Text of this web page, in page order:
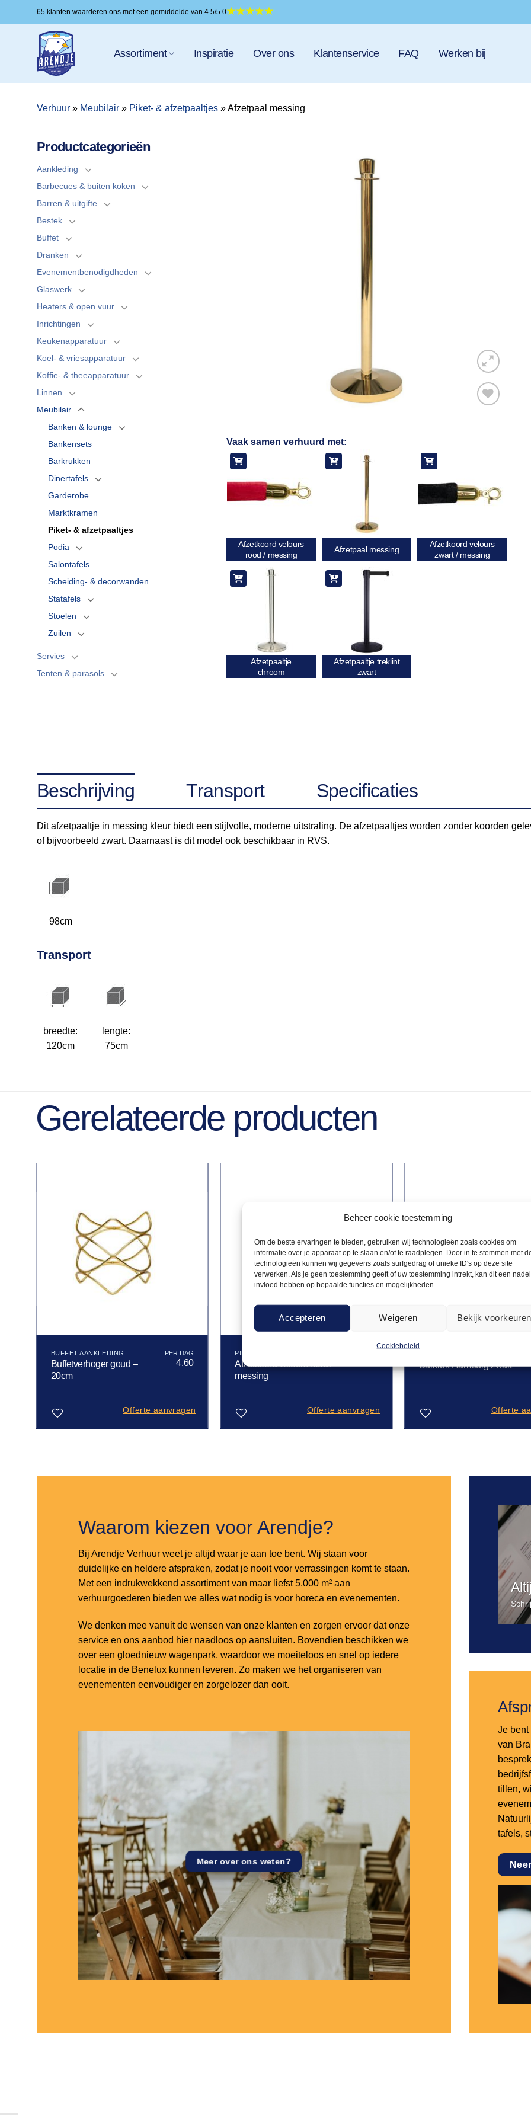
Beheer cookie toestemming
Om de beste ervaringen te bieden, gebruiken wij technologieën zoals cookies om
informatie over je apparaat op te slaan en/of te raadplegen. Door in te stemmen met
technologieën kunnen wij gegevens zoals surfgedrag of unieke ID's op deze site
verwerken. Als je geen toestemming geeft of uw toestemming intrekt, kan dit een
invloed hebben op bepaalde functies en mogelijkheden.
Accepteren Weigeren Bekijk voorkeuren
Cookiebeleid
naar
65 klanten waarderen ons met een gemiddelde van 4.5/5.0
Assortiment Inspiratie Over ons Klantenservice FAQ Werken bij
Verhuur » Meubilair » Piket- & afzetpaaltjes »Afzetpaal messing
Productcategorieën
Aankleding
Barbecues & buiten koken
Barren & uitgifte
Bestek
Buffet
Dranken
Evenementbenodigdheden
Glaswerk
Heaters & open vuur
Inrichtingen
Keukenapparatuur
Koel- & vriesapparatuur
Koffie- & theeapparatuur
Linnen
Meubilair
Banken & lounge
Bankensets
Barkrukken
Dinertafels
Garderobe
Marktkramen
Piket- & afzetpaaltjes
Podia
Salontafels
Scheiding- & decorwanden
Statafels
Stoelen
Zuilen
Servies
Tenten & parasols
Vaak samen verhuurd met:
Afzetkoord velours
rood / messing
Afzetpaal messing
Afzetkoord velours
zwart / messing
Afzetpaaltje
chroom
Afzetpaaltje treklint
zwart
Beschrijving Transport Specificaties
Dit afzetpaaltje in messing kleur biedt een stijlvolle, moderne uitstraling. De afzetpaaltjes worden zonder koorden
of bijvoorbeeld zwart. Daarnaast is dit model ook beschikbaar in RVS.
98cm
Transport
breedte:
120cm
lengte:
75cm
Gerelateerde producten
BUFFET AANKLEDING
Buffetverhoger goud –
20cm
4,60
Offerte aanvragen
PIKET- & AFZETPAALTJES
Afzetkoord velours rood /
messing
Offerte aanvragen
Barkruk Hamburg zwart
Offerte
Waarom kiezen voor Arendje?
Bij Arendje Verhuur weet je altijd waar je aan toe bent. Wij staan voor
duidelijke en heldere afspraken, zodat je nooit voor verrassingen komt te staan.
Met een indrukwekkend assortiment van maar liefst 5.000 m² aan
verhuurgoederen bieden we alles wat nodig is voor horeca en evenementen.
We denken mee vanuit de wensen van onze klanten en zorgen ervoor dat onze
service en ons aanbod hier naadloos op aansluiten. Bovendien beschikken we
over een gloednieuw wagenpark, waardoor we moeiteloos en snel op iedere
locatie in de Benelux kunnen leveren. Zo maken we het organiseren van
evenementen eenvoudiger en zorgelozer dan ooit.
Meer over ons weten?
Je
van
tillen,
tafels,